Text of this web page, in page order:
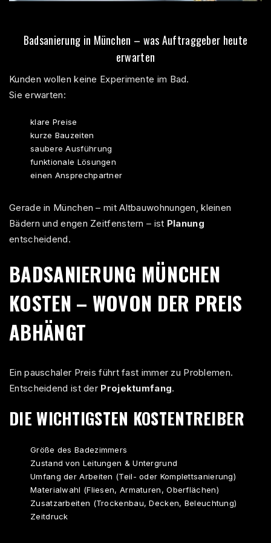
Badsanierung in München – was Auftraggeber heute
erwarten
Kunden wollen keine Experimente im Bad.
Sie erwarten:
klare Preise
kurze Bauzeiten
saubere Ausführung
funktionale Lösungen
einen Ansprechpartner
Gerade in München – mit Altbauwohnungen, kleinen
Bädern und engen Zeitfenstern – ist Planung
entscheidend.
BADSANIERUNG MÜNCHEN
KOSTEN – WOVON DER PREIS
ABHÄNGT
Ein pauschaler Preis führt fast immer zu Problemen.
Entscheidend ist der Projektumfang.
DIE WICHTIGSTEN KOSTENTREIBER
Größe des Badezimmers
Zustand von Leitungen & Untergrund
Umfang der Arbeiten (Teil- oder Komplettsanierung)
Materialwahl (Fliesen, Armaturen, Oberflächen)
Zusatzarbeiten (Trockenbau, Decken, Beleuchtung)
Zeitdruck